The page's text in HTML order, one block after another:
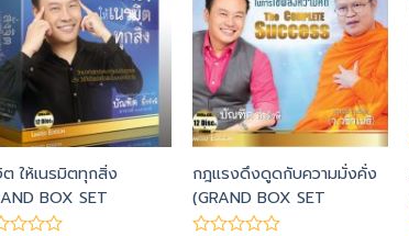
ให้เนรมิตทุกสิ่ง
BOX SET
VOL 11)
กฎแรงดึงดูดกับความมั่งคั่ง
(GRAND BOX SET
SEMINAR )